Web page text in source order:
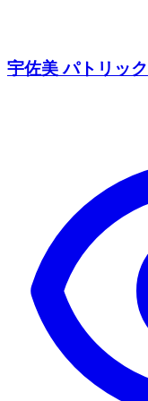
宇佐美 パトリック